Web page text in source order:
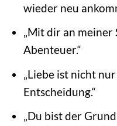
wieder neu
„Mit dir an meiner
Abenteuer.“
„Liebe ist nicht
Entscheidung.“
„Du bist der